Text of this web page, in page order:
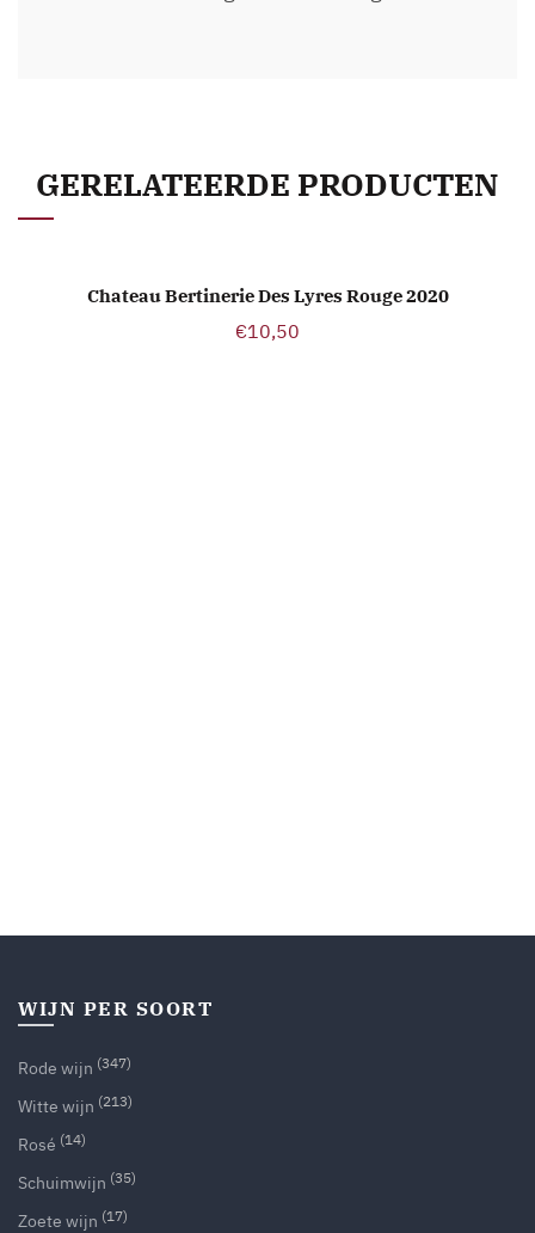
GERELATEERDE PRODUCTEN
TOEVOEGEN AAN WINKELWAGEN
Chateau Bertinerie Des Lyres Rouge 2020
€10,50
WIJN PER SOORT
Rode wijn (347)
Witte wijn (213)
Rosé (14)
Schuimwijn (35)
Zoete wijn (17)